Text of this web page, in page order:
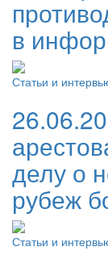
в
Статьи и
делу о
рубеж
Статьи и